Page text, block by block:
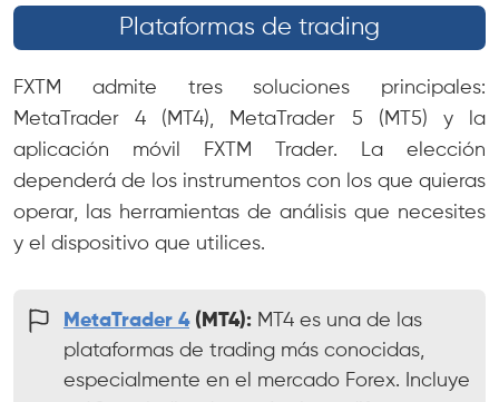
Plataformas de trading
FXTM admite tres soluciones principales:
MetaTrader 4 (MT4), MetaTrader 5 (MT5) y la
aplicación móvil FXTM Trader. La elección
dependerá de los instrumentos con los que quieras
operar, las herramientas de análisis que necesites
y el dispositivo que utilices.
MetaTrader 4(MT4): MT4 es una de las
plataformas de trading más conocidas,
especialmente en el mercado Forex. Incluye